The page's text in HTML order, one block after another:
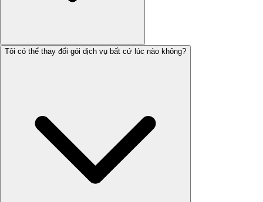
Tôi có thể thay đổi gói dịch vụ bất cứ lúc nào không?